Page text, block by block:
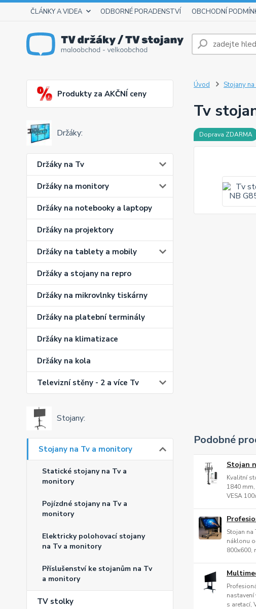
ČLÁNKY A VIDEA ODBORNÉ PORADENSTVÍ OBCHODNÍ
Produkty za AKČNÍ ceny
Držáky:
Držáky na Tv
Držáky na monitory
Držáky na notebooky a laptopy
Držáky na projektory
Držáky na tablety a mobily
Držáky a stojany na repro
Držáky na mikrovlnky tiskárny
Držáky na platební terminály
Držáky na klimatizace
Držáky na kola
Televizní stěny - 2 a více Tv
Stojany:
Stojany na Tv a monitory
Statické stojany na Tv a
monitory
Pojízdné stojany na Tv a
monitory
Elektricky polohovací stojany
na Tv a monitory
Příslušenství ke stojanům na Tv
a monitory
TV stolky
Úvod Stojany
Tv
Doprava ZDARMA
Podobné
Stojan
Kvalitní
1840
VESA
Stojan na
náklonu
800x600,
nastavení
s aretací,